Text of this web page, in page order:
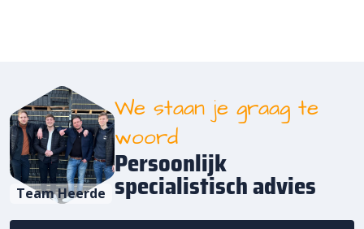
Team Heerde
We staan je graag te
woord
Persoonlijk
specialistisch advies